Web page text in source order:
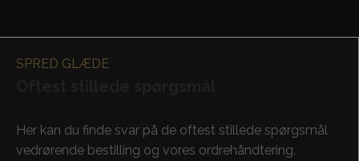
SPRED GLÆDE
Her kan du finde svar på de oftest stillede spørgsmål
vedrørende bestilling og vores ordrehåndtering.